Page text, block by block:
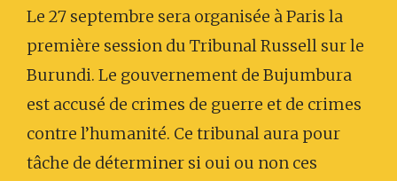
Le 27 septembre sera organisée à Paris la
première session du Tribunal Russell sur le
Burundi. Le gouvernement de Bujumbura
est accusé de crimes de guerre et de crimes
contre l’humanité. Ce tribunal aura pour
tâche de déterminer si oui ou non ces